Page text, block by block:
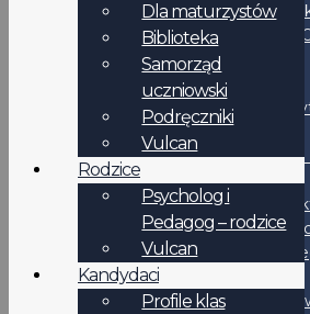
Czas
Sport w
IBO
Wynajem
Przetargi |
BIP
Rejestry
Wystawianie
Jakuba
Dokumenty
STATUT LO nr V we
Dla maturzystów
Biblioteka
Samorząd
uczniowski
Podręczniki
Vulcan
Rodzice
Psycholog i
Pedagog – rodzice
Vulcan
Kandydaci
Profile klas